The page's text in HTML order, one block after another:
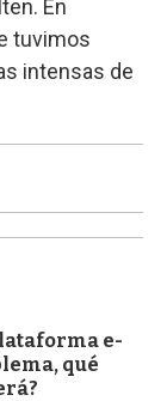
En
tuvimos
intensas de
e-
qué